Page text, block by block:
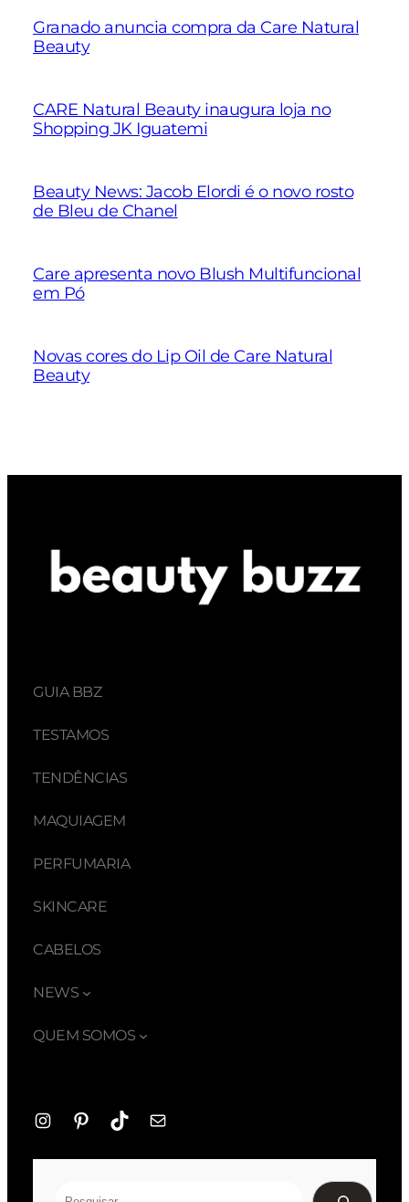
Granado anuncia compra da Care Natural
Beauty
CARE Natural Beauty inaugura loja no
Shopping JK Iguatemi
Beauty News: Jacob Elordi é o novo rosto
de Bleu de Chanel
Care apresenta novo Blush Multifuncional
em Pó
Novas cores do Lip Oil de Care Natural
Beauty
GUIA BBZ
TESTAMOS
TENDÊNCIAS
MAQUIAGEM
PERFUMARIA
SKINCARE
CABELOS
NEWS
QUEM SOMOS
InstagramPinterestTikTokE-